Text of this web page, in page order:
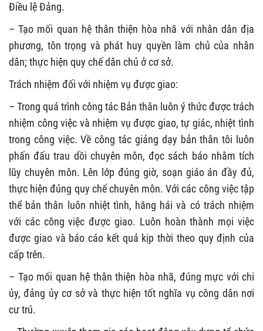
Điều lệ Đảng.
– Tạo mối quan hệ thân thiện hòa nhã với nhân dân địa
phương, tôn trọng và phát huy quyền làm chủ của nhân
dân; thực hiện quy chế dân chủ ở cơ sở.
Trách nhiệm đối với nhiệm vụ được giao:
– Trong quá trình công tác Bản thân luôn ý thức được trách
nhiệm công việc và nhiệm vụ được giao, tự giác, nhiệt tình
trong công việc. Về công tác giảng dạy bản thân tôi luôn
phấn đấu trau dồi chuyên môn, đọc sách báo nhằm tích
lũy chuyên môn. Lên lớp đúng giờ, soạn giáo án đầy đủ,
thực hiện đúng quy chế chuyên môn. Với các công việc tập
thể bản thân luôn nhiệt tình, hăng hái và có trách nhiệm
với các công việc được giao. Luôn hoàn thành mọi việc
được giao và báo cáo kết quả kịp thời theo quy định của
cấp trên.
– Tạo mối quan hệ thân thiện hòa nhã, đúng mực với chi
ủy, đảng ủy cơ sở và thực hiện tốt nghĩa vụ công dân nơi
cư trú.